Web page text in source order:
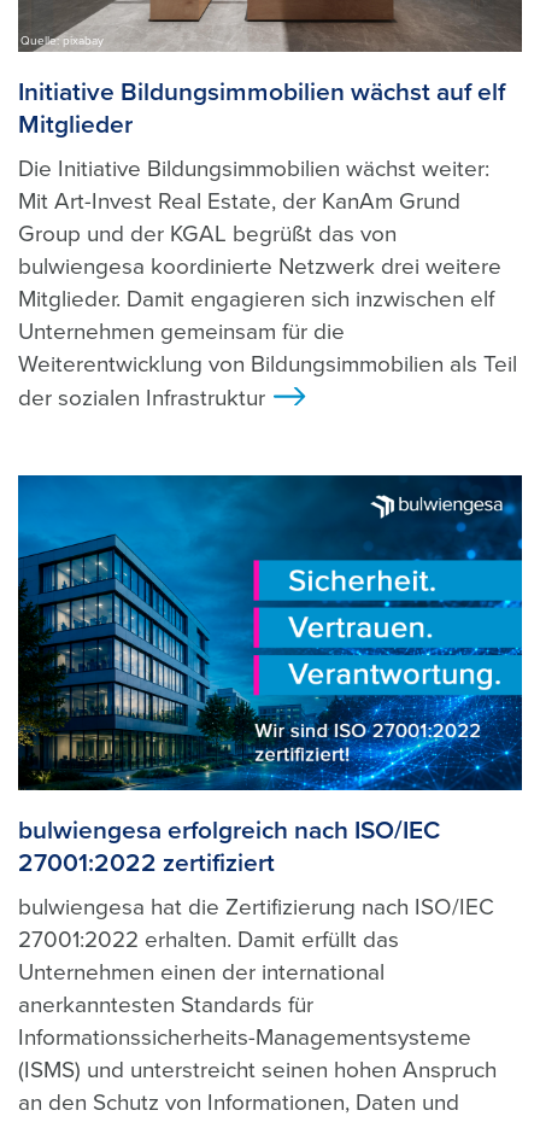
Quelle: pixabay
Initiative Bildungsimmobilien wächst auf elf
Mitglieder
Die Initiative Bildungsimmobilien wächst weiter:
Mit Art-Invest Real Estate, der KanAm Grund
Group und der KGAL begrüßt das von
bulwiengesa koordinierte Netzwerk drei weitere
Mitglieder. Damit engagieren sich inzwischen elf
Unternehmen gemeinsam für die
Weiterentwicklung von Bildungsimmobilien als Teil
der sozialen Infrastruktur
bulwiengesa erfolgreich nach ISO/IEC
27001:2022 zertifiziert
bulwiengesa hat die Zertifizierung nach ISO/IEC
27001:2022 erhalten. Damit erfüllt das
Unternehmen einen der international
anerkanntesten Standards für
Informationssicherheits-Managementsysteme
(ISMS) und unterstreicht seinen hohen Anspruch
an den Schutz von Informationen, Daten und